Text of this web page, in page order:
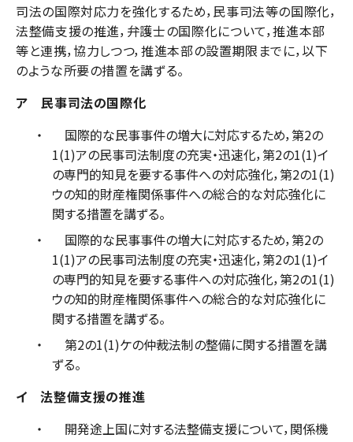
司法の国際対応力を強化するため，民事司法等の国際化，
法整備支援の推進，弁護士の国際化について，推進本部
等と連携，協力しつつ，推進本部の設置期限までに，以下
のような所要の措置を講ずる。
ア 民事司法の国際化
国際的な民事事件の増大に対応するため，第2の
1(1)アの民事司法制度の充実・迅速化，第2の1(1)イ
の専門的知見を要する事件への対応強化，第2の1(1)
ウの知的財産権関係事件への総合的な対応強化に
関する措置を講ずる。
国際的な民事事件の増大に対応するため，第2の
1(1)アの民事司法制度の充実・迅速化，第2の1(1)イ
の専門的知見を要する事件への対応強化，第2の1(1)
ウの知的財産権関係事件への総合的な対応強化に
関する措置を講ずる。
第2の1(1)ケの仲裁法制の整備に関する措置を講
ずる。
イ 法整備支援の推進
開発途上国に対する法整備支援について，関係機